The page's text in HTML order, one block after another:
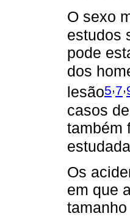
O sexo
estudos
pode
dos
lesão5,7,
casos
também
Os
em que